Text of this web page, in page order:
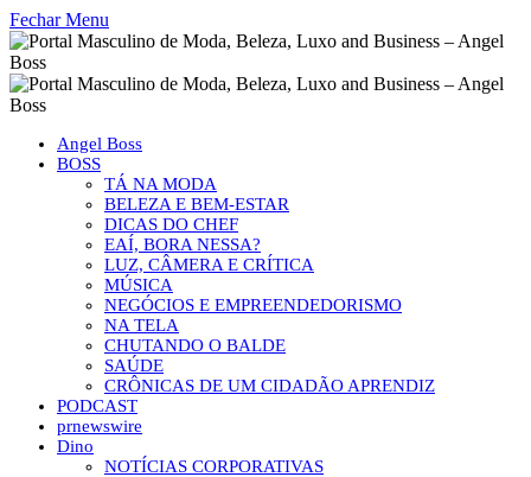
Fechar Menu
Angel Boss
BOSS
TÁ NA MODA
BELEZA E BEM-ESTAR
DICAS DO CHEF
EAÍ, BORA NESSA?
LUZ, CÂMERA E CRÍTICA
MÚSICA
NEGÓCIOS E EMPREENDEDORISMO
NA TELA
CHUTANDO O BALDE
SAÚDE
CRÔNICAS DE UM CIDADÃO APRENDIZ
PODCAST
prnewswire
Dino
NOTÍCIAS CORPORATIVAS